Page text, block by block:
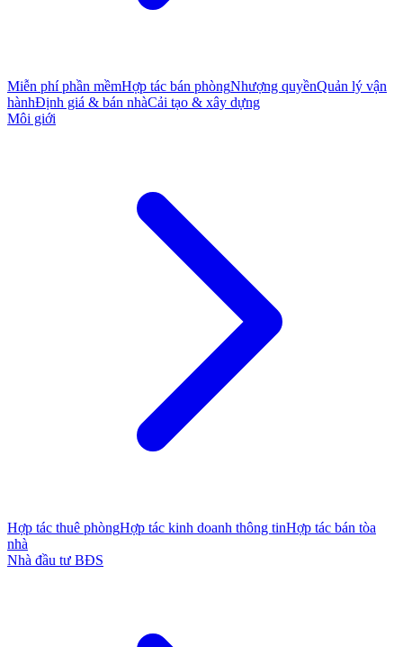
Miễn phí phần mềmHợp tác bán phòngNhượng quyềnQuản lý vận
hànhĐịnh giá & bán nhàCải tạo & xây dựng
Môi giới
Hợp tác thuê phòngHợp tác kinh doanh thông tinHợp tác bán tòa
nhà
Nhà đầu tư BĐS